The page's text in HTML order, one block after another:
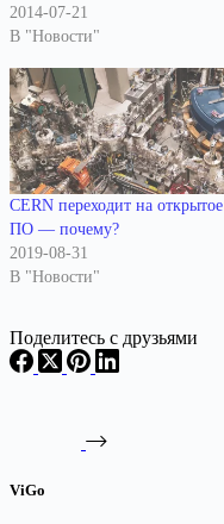
2014-07-21
В "Новости"
CERN переходит на открытое
ПО — почему?
2019-08-31
В "Новости"
Поделитесь с друзьями
ViGo